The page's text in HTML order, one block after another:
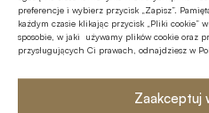
preferencje i wybierz przycisk „Zapisz”.
każdym czasie klikając przycisk „Pliki cookie”
sposobie, w jaki używamy plików cookie oraz
przysługujących Ci prawach, odnajdziesz w
Zaakceptuj
20-21 listopada 2025 r., Holiday
Telimeny 1, Józefów
Belwederska 23, Warszawa